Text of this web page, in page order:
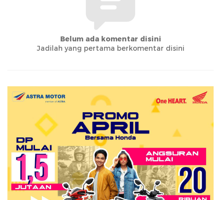
Belum ada komentar disini
Jadilah yang pertama berkomentar disini